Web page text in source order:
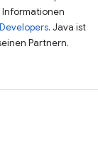
. Java ist
Partnern.